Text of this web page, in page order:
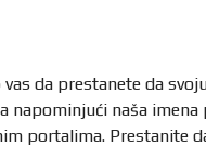
da prestanete da
napominjući naša imena
portalima. Prestanite